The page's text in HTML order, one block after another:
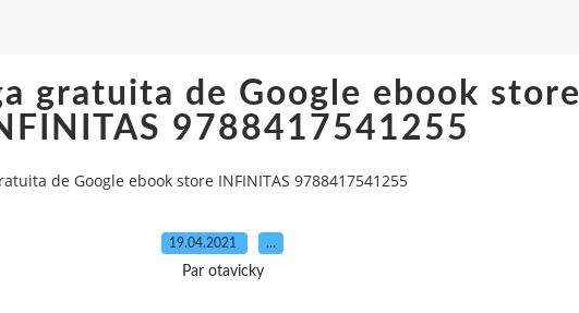
gratuita de Google ebook store
9788417541255
de Google ebook store INFINITAS 9788417541255
19.04.2021 …
Par otavicky